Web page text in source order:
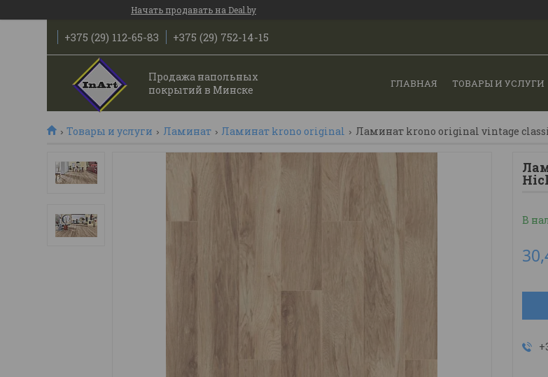
Начать продавать на Deal.by
+375 (29) 112-65-83 +375 (29) 752-14-15
Продажа напольных
покрытий в Минске
ГЛАВНАЯ ТОВАРЫ И УСЛУГИ
Товары и услуги Ламинат Ламинат krono original Ламинат krono original vintage
В